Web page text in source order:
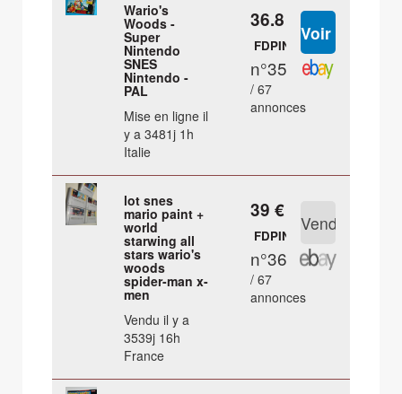
Wario's
Woods -
Super
Nintendo
SNES
Nintendo -
PAL
Mise en ligne il
y a 3481j 1h
Italie
36.8 €
FDPIN
n°35
/ 67
annonces
lot snes
mario paint +
world
starwing all
stars wario's
woods
spider-man x-
men
Vendu il y a
3539j 16h
France
39 €
FDPIN
n°36
/ 67
annonces